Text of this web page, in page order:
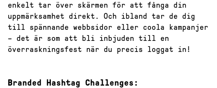
enkelt tar över skärmen för att fånga din
uppmärksamhet direkt. Och ibland tar de dig
till spännande webbsidor eller coola kampanjer
– det är som att bli inbjuden till en
överraskningsfest när du precis loggat in!
Branded Hashtag Challenges: